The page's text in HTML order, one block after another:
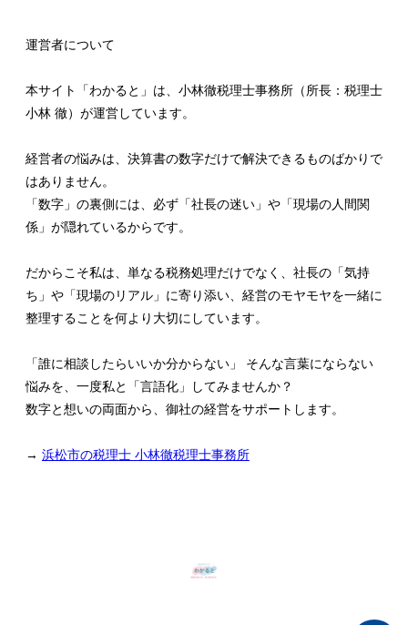
運営者について
本サイト「わかると」は、小林徹税理士事務所（所長：税理士
小林 徹）が運営しています。
経営者の悩みは、決算書の数字だけで解決できるものばかりで
はありません。
「数字」の裏側には、必ず「社長の迷い」や「現場の人間関
係」が隠れているからです。
だからこそ私は、単なる税務処理だけでなく、社長の「気持
ち」や「現場のリアル」に寄り添い、経営のモヤモヤを一緒に
整理することを何より大切にしています。
「誰に相談したらいいか分からない」 そんな言葉にならない
悩みを、一度私と「言語化」してみませんか？
数字と想いの両面から、御社の経営をサポートします。
→ 浜松市の税理士 小林徹税理士事務所